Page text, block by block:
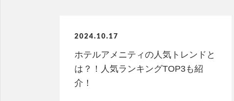
2024.10.17
ホテルアメニティの人気トレンドと
は？！人気ランキングTOP3も紹
介！